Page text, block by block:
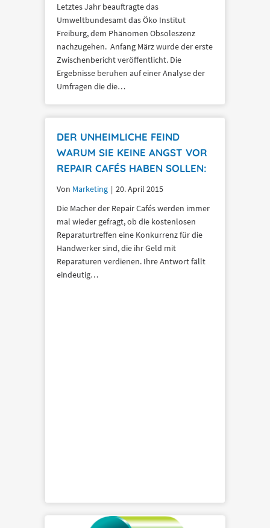
Letztes Jahr beauftragte das
Umweltbundesamt das Öko Institut
Freiburg, dem Phänomen Obsoleszenz
nachzugehen. Anfang März wurde der erste
Zwischenbericht veröffentlicht. Die
Ergebnisse beruhen auf einer Analyse der
Umfragen die die…
DER UNHEIMLICHE FEIND
WARUM SIE KEINE ANGST VOR
REPAIR CAFÉS HABEN SOLLEN:
Von Marketing | 20. April 2015
Die Macher der Repair Cafés werden immer
mal wieder gefragt, ob die kostenlosen
Reparaturtreffen eine Konkurrenz für die
Handwerker sind, die ihr Geld mit
Reparaturen verdienen. Ihre Antwort fällt
eindeutig…